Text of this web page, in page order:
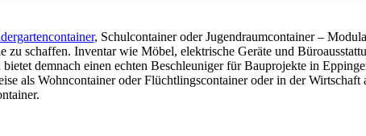
, Schulcontainer oder Jugendraumcontainer –
zu schaffen. Inventar wie Möbel, elektrische Geräte und
bietet demnach einen echten Beschleuniger für Bauprojekte in
als Wohncontainer oder Flüchtlingscontainer oder in der